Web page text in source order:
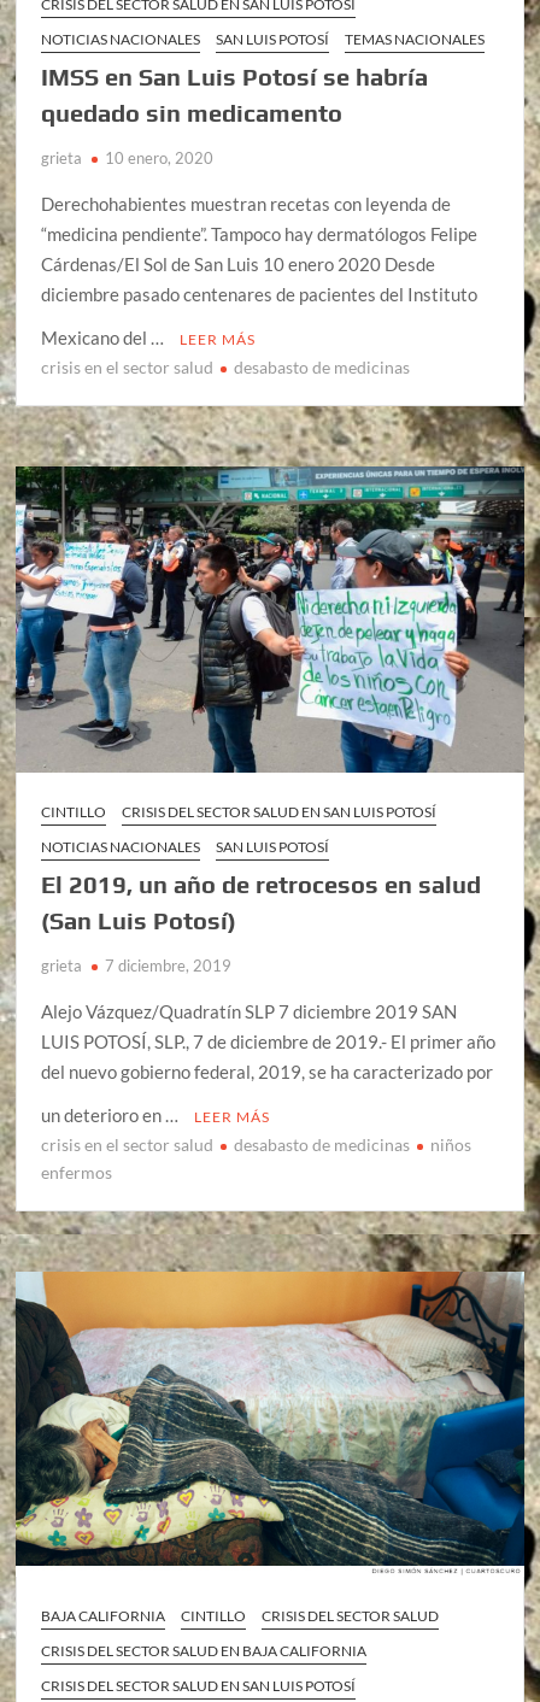
CRISIS DEL SECTOR SALUD EN SAN LUIS POTOSÍ
NOTICIAS NACIONALES
SAN LUIS POTOSÍ TEMAS NACIONALES
IMSS en San Luis Potosí se habría
quedado sin medicamento
grieta 10 enero, 2020
Derechohabientes muestran recetas con leyenda de
“medicina pendiente”. Tampoco hay dermatólogos Felipe
Cárdenas/El Sol de San Luis 10 enero 2020 Desde
diciembre pasado centenares de pacientes del Instituto
Mexicano del …
LEER MÁS
crisis en el sector salud desabasto de medicinas
CINTILLO
CRISIS DEL SECTOR SALUD EN SAN LUIS POTOSÍ
NOTICIAS NACIONALES
SAN LUIS POTOSÍ
El 2019, un año de retrocesos en salud
(San Luis Potosí)
grieta 7 diciembre, 2019
Alejo Vázquez/Quadratín SLP 7 diciembre 2019 SAN
LUIS POTOSÍ, SLP., 7 de diciembre de 2019.- El primer año
del nuevo gobierno federal, 2019, se ha caracterizado por
un deterioro en …
LEER MÁS
crisis en el sector salud desabasto de medicinas
niños
enfermos
BAJA CALIFORNIA CINTILLO
CRISIS DEL SECTOR SALUD
CRISIS DEL SECTOR SALUD EN BAJA CALIFORNIA
CRISIS DEL SECTOR SALUD EN SAN LUIS POTOSÍ